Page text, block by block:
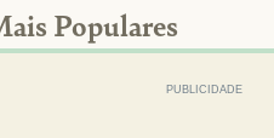
Populares